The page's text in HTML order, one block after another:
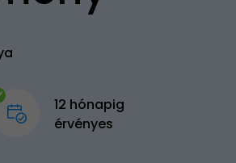
12 hónapig
érvényes